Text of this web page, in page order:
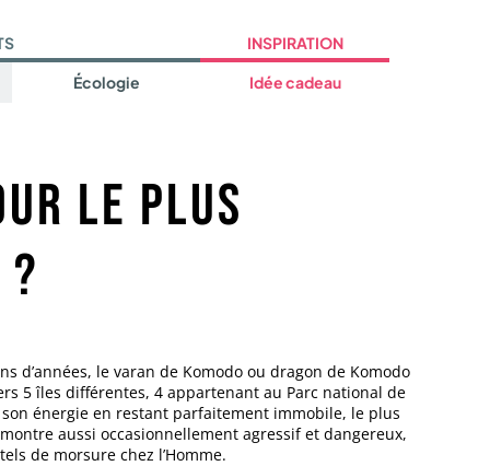
Écologie
INSPIRATION
Idée cadeau
le plus
d’années, le varan de Komodo ou dragon de Komodo
5 îles différentes, 4 appartenant au Parc national de
son énergie en restant parfaitement immobile, le plus
aussi occasionnellement agressif et dangereux,
de morsure chez l’Homme.